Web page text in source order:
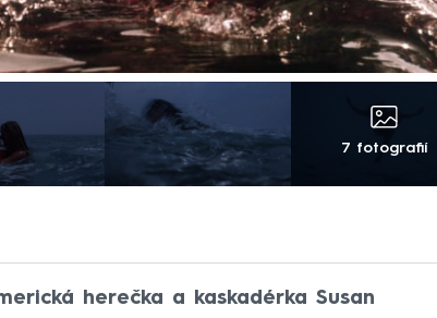
7 fotografií
herečka a kaskadérka Susan